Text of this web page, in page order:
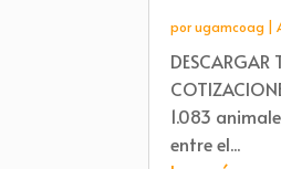
porugamcoag |
DESCARGAR
1.083
entre el...